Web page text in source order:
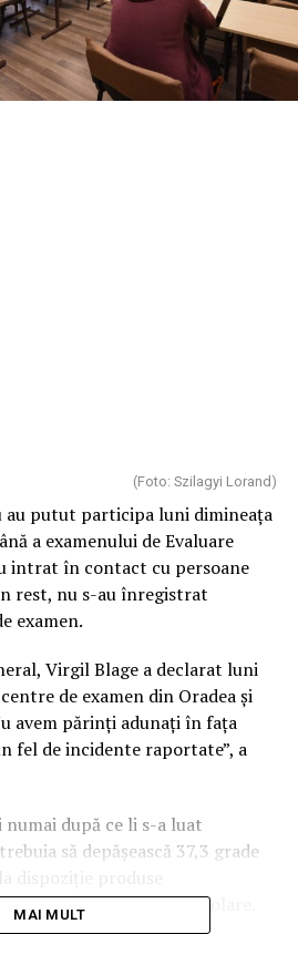
(Foto: Szilagyi Lorand)
au putut participa luni dimineața
a examenului de Evaluare
intrat în contact cu persoane
rest, nu s-au înregistrat
examen.
Virgil Blage a declarat luni
de examen din Oradea și
avem părinţi adunaţi în faţa
fel de incidente raportate”, a
după ce li s-a luat
să depășească 37,3 grade
de instituțiile școlare.
MAI MULT